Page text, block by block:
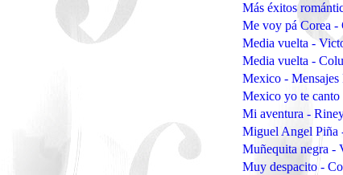
Más éxitos
Me voy pá Corea -
Media vuelta -
Media vuelta -
Mexico -
Mexico yo te
Mi aventura -
Miguel Angel Piña
Muñequita negra -
Muy despacito -